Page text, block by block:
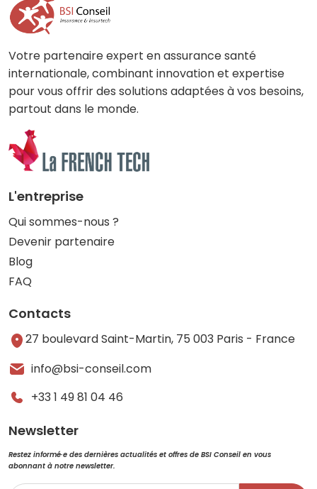
Votre partenaire expert en assurance santé
internationale, combinant innovation et expertise
pour vous offrir des solutions adaptées à vos besoins,
partout dans le monde.
L'entreprise
Qui sommes-nous ?
Devenir partenaire
Blog
FAQ
Contacts
27 boulevard Saint-Martin, 75 003 Paris - France
info@bsi-conseil.com
+33 1 49 81 04 46
Newsletter
Restez informé·e des dernières actualités et offres de BSI Conseil en vous
abonnant à notre newsletter.